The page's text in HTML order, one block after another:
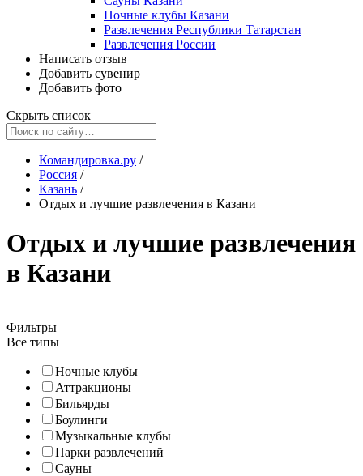
Ночные клубы Казани
Развлечения Республики Татарстан
Развлечения России
Написать отзыв
Добавить сувенир
Добавить фото
Скрыть список
Командировка.ру /
Россия /
Казань /
Отдых и лучшие развлечения в Казани
Отдых и лучшие развлечения
в Казани
Фильтры
Все типы
Ночные клубы
Аттракционы
Бильярды
Боулинги
Музыкальные клубы
Парки развлечений
Сауны